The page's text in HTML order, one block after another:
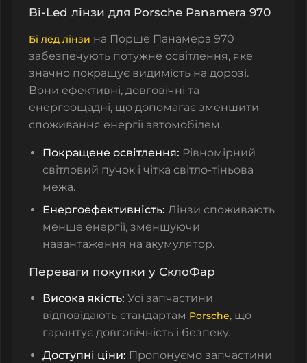
Bi-Led лінзи для Porsche Panamera 970
Бі лед лінзи на Порше Панамера 970
забезпечують потужне освітлення, яке
значно покращує видимість на дорозі.
Вони ефективні, довговічні та
енергоощадні, що допомагає зменшити
споживання енергії автомобілем.
Покращене освітлення: Рівномірний
світловий пучок і чітка світло-тіньова
межа.
Енергоефективність: Лінзи споживають
менше енергії, зменшуючи
навантаження на акумулятор.
Переваги покупки у СклоФар
Висока якість: Усі запчастини
відповідають стандартам Porsche, що
гарантує довговічність і безпеку.
Доступні ціни: Пропонуємо запчастини